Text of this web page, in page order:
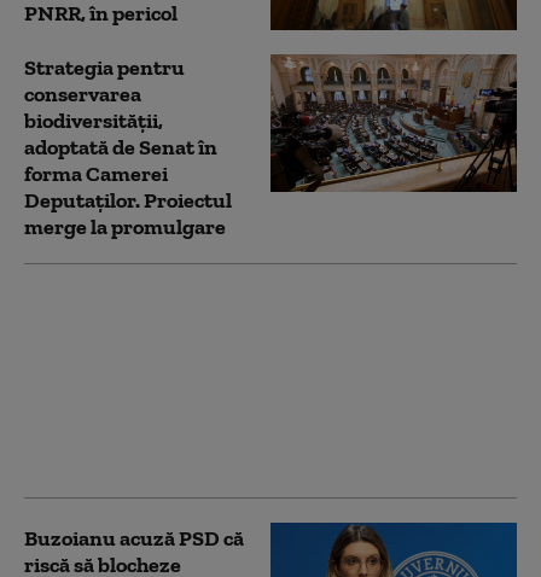
PNRR, în pericol
Strategia pentru
conservarea
biodiversității,
adoptată de Senat în
forma Camerei
Deputaților. Proiectul
merge la promulgare
Buzoianu acuză PSD că
riscă să blocheze